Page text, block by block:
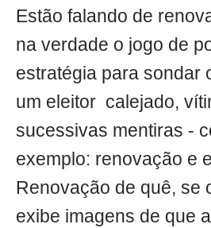
Estão falando de
na verdade o jogo de
estratégia para sondar
um eleitor calejado,
sucessivas mentiras -
exemplo: renovação e
Renovação de quê, se
exibe imagens de que